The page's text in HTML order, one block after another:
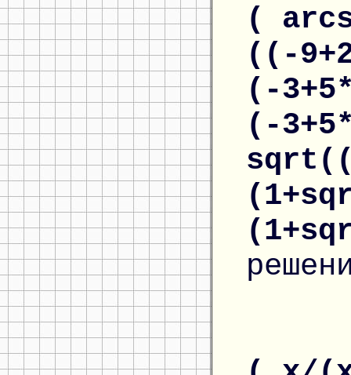
(
((-
(-
(-